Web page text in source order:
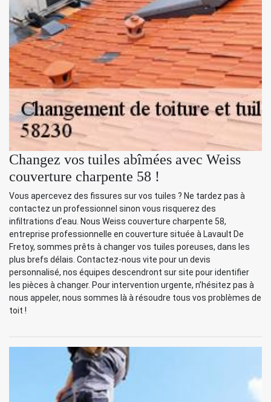
Changez vos tuiles abîmées avec Weiss
couverture charpente 58 !
Vous apercevez des fissures sur vos tuiles ? Ne tardez pas à
contactez un professionnel sinon vous risquerez des
infiltrations d’eau. Nous Weiss couverture charpente 58,
entreprise professionnelle en couverture située à Lavault De
Fretoy, sommes prêts à changer vos tuiles poreuses, dans les
plus brefs délais. Contactez-nous vite pour un devis
personnalisé, nos équipes descendront sur site pour identifier
les pièces à changer. Pour intervention urgente, n’hésitez pas à
nous appeler, nous sommes là à résoudre tous vos problèmes de
toit !